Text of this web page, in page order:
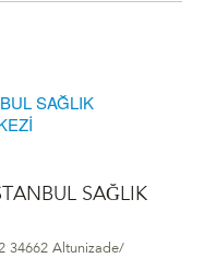
SAĞLIK
34662 Altunizade/